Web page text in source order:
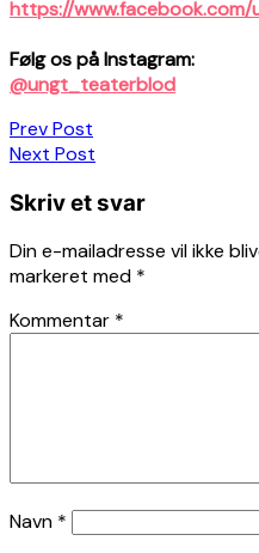
https://
Følg os på Instagram:
@ungt_teaterblod
Indlægsnavigation
Prev Post
Next Post
Skriv et svar
Din e-mailadresse vil ikke
markeret med *
Kommentar *
Navn *